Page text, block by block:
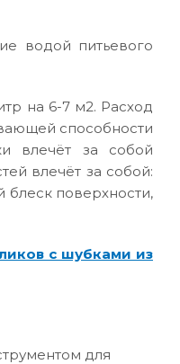
водой питьевого
на 6-7 м2. Расход
способности
влечёт за собой
влечёт за собой:
поверхности,
с шубками из
для